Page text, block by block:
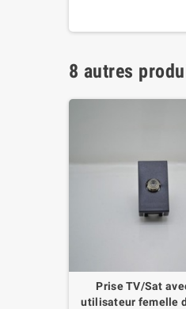
8 autres
Prise TV/Sat
utilisateur femelle